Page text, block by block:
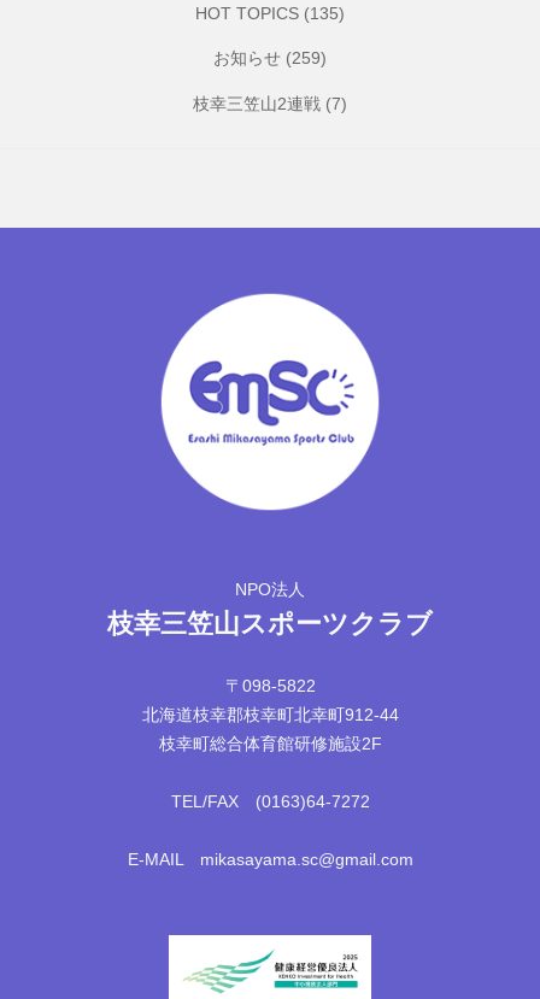
HOT TOPICS (135)
お知らせ (259)
枝幸三笠山2連戦 (7)
NPO法人
枝幸三笠山スポーツクラブ
〒098-5822
北海道枝幸郡枝幸町北幸町912-44
枝幸町総合体育館研修施設2F
TEL/FAX (0163)64-7272
E-MAIL mikasayama.sc@gmail.com